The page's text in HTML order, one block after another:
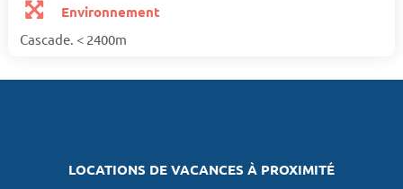
Environnement
Cascade. < 2400m
LOCATIONS DE VACANCES À PROXIMITÉ